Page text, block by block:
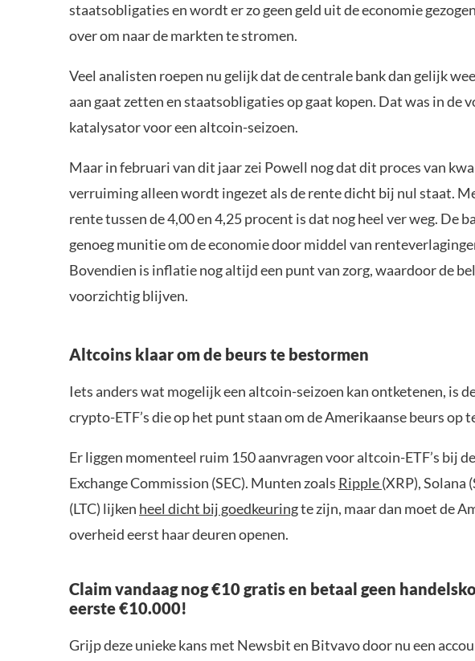
staatsobligaties en wordt er zo geen geld uit de economie
over om naar de markten te stromen.
Veel analisten roepen nu gelijk dat de centrale bank dan gelijk
aan gaat zetten en staatsobligaties op gaat kopen. Dat was in de
katalysator voor een altcoin-seizoen.
Maar in februari van dit jaar zei Powell nog dat dit proces van
verruiming alleen wordt ingezet als de rente dicht bij nul staat.
rente tussen de 4,00 en 4,25 procent is dat nog heel ver weg. De
genoeg munitie om de economie door middel van
Bovendien is inflatie nog altijd een punt van zorg, waardoor de
voorzichtig blijven.
Altcoins klaar om de beurs te bestormen
Iets anders wat mogelijk een altcoin-seizoen kan ontketenen, is
crypto-ETF’s die op het punt staan om de Amerikaanse beurs op
Er liggen momenteel ruim 150 aanvragen voor altcoin-ETF’s bij
Exchange Commission (SEC). Munten zoals Ripple(XRP), Solana
(LTC) lijken heel dicht bij goedkeuringte zijn, maar dan moet de
overheid eerst haar deuren openen.
Claim vandaag nog €10 gratis en betaal geen
eerste €10.000!
Grijp deze unieke kans met Newsbit en Bitvavo door nu een